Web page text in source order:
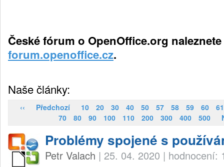
České fórum o OpenOffice.org
forum.openoffice.cz.
Naše články:
‹‹ Předchozí 10 20 30 40 50 57 58 59 60
61
70
80 90 100 110 200 300 400 500
Problémy spojené s
Petr Valach | 25. 04. 2020 | hodnocení: